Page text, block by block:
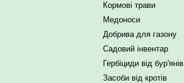
Кормові трави
Медоноси
Добрива для газону
Садовий інвентар
Гербіциди від бур'янів
Засоби від кротів